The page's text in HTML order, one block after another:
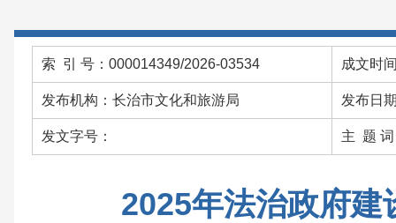
索 引 号：000014349/2026-03534 成文时
发布机构：长治市文化和旅游局 发布日
发文字号： 主 题 词
2025年法治政府建